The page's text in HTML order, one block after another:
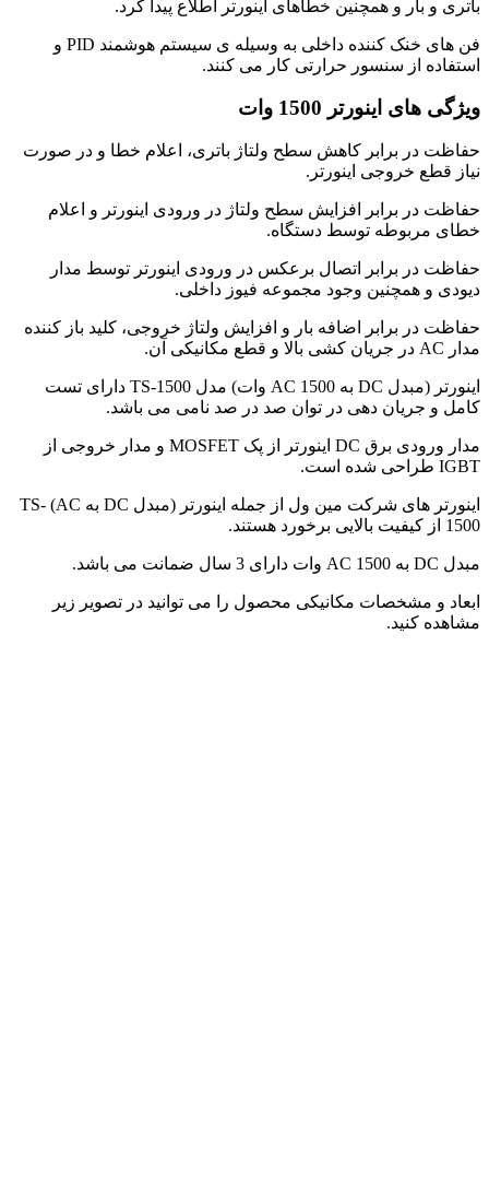
باتری و بار و همچنین خطاهای اینورتر اطلاع پیدا کرد.
فن های خنک کننده داخلی به وسیله ی سیستم هوشمند PID و
استفاده از سنسور حرارتی کار می کنند.
ویژگی های اینورتر 1500 وات
حفاظت در برابر کاهش سطح ولتاژ باتری، اعلام خطا و در صورت
نیاز قطع خروجی اینورتر.
حفاظت در برابر افزایش سطح ولتاژ در ورودی اینورتر و اعلام
خطای مربوطه توسط دستگاه.
حفاظت در برابر اتصال برعکس در ورودی اینورتر توسط مدار
دیودی و همچنین وجود مجموعه فیوز داخلی.
حفاظت در برابر اضافه بار و افزایش ولتاژ خروجی، کلید باز کننده
مدار AC در جریان کشی بالا و قطع مکانیکی آن.
اینورتر (مبدل DC به AC 1500 وات) مدل TS-1500 دارای تست
کامل و جریان دهی در توان صد در صد نامی می باشد.
مدار ورودی برق DC اینورتر از پک MOSFET و مدار خروجی از
IGBT طراحی شده است.
اینورتر های شرکت مین ول از جمله اینورتر (مبدل DC به AC) TS-
1500 از کیفیت بالایی برخورد هستند.
مبدل DC به AC 1500 وات دارای 3 سال ضمانت می باشد.
ابعاد و مشخصات مکانیکی محصول را می توانید در تصویر زیر
مشاهده کنید.